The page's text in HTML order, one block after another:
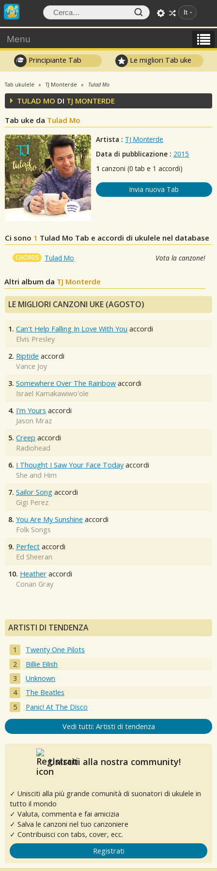
It
Menu
Principiante Tab Le migliori Tab uke
Tab ukulele TJ Monterde Tulad Mo
TULAD MO DI TJ MONTERDE
Tab uke da Tulad Mo
Artista : TJ Monterde
Data di pubblicazione : 2015
1 canzoni (0 tab e 1 accordi)
Invia nuova Tab
Ci sono 1 Tulad Mo Tab e accordi di ukulele nel database
CHORDS Tulad Mo Vota la canzone!
Altri album da TJ Monterde
LE MIGLIORI CANZONI UKE (AGOSTO)
1. Can't Help Falling In Love With You accordi
Elvis Presley
2. Riptide accordi
Vance Joy
3. Somewhere Over The Rainbow accordi
Israel Kamakawiwo'ole
4. I'm Yours accordi
Jason Mraz
5. Creep accordi
Radiohead
6. I Thought I Saw Your Face Today accordi
She and Him
7. Sailor Song accordi
Gigi Perez
8. You Are My Sunshine accordi
Folk Songs
9. Perfect accordi
Ed Sheeran
10. Heather accordi
Conan Gray
ARTISTI DI TENDENZA
Twenty One Pilots
Billie Eilish
Unknown
The Beatles
Panic! At The Disco
Vedi tutti: Artisti di tendenza
Unisciti alla nostra community!
✓ Unisciti alla più grande comunità di suonatori di ukulele in
tutto il mondo
✓ Valuta, commenta e fai amicizia
✓ Salva le canzoni nel tuo canzoniere
✓ Contribuisci con tabs, cover, ecc.
Registrati